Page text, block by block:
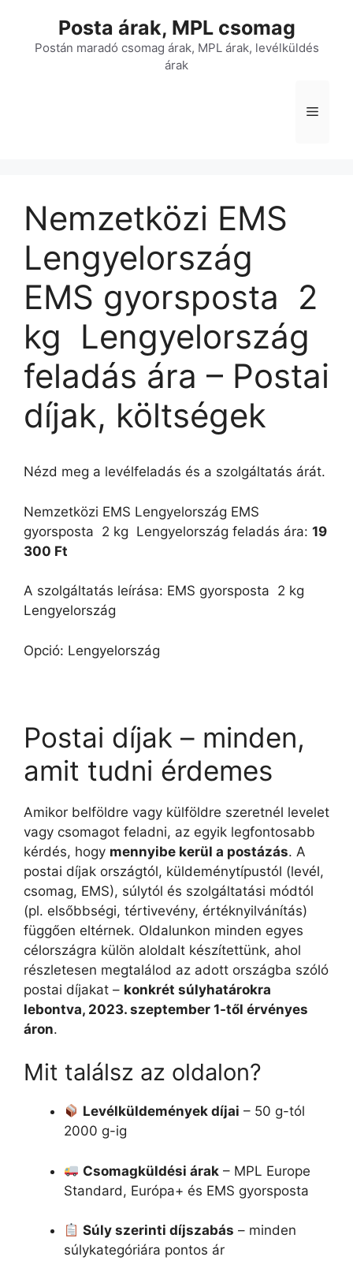
tartalomba
Posta árak, MPL csomag
Postán maradó csomag árak, MPL árak, levélküldés
árak
Menü
Nemzetközi EMS
Lengyelország
EMS gyorsposta  2
kg  Lengyelország
feladás ára – Postai
díjak, költségek
Nézd meg a levélfeladás és a szolgáltatás árát.
Nemzetközi EMS Lengyelország EMS
gyorsposta  2 kg  Lengyelország feladás ára: 19
300 Ft
A szolgáltatás leírása: EMS gyorsposta  2 kg 
Lengyelország
Opció: Lengyelország
Postai díjak – minden,
amit tudni érdemes
Amikor belföldre vagy külföldre szeretnél levelet
vagy csomagot feladni, az egyik legfontosabb
kérdés, hogy mennyibe kerül a postázás. A
postai díjak országtól, küldeménytípustól (levél,
csomag, EMS), súlytól és szolgáltatási módtól
(pl. elsőbbségi, tértivevény, értéknyilvánítás)
függően eltérnek. Oldalunkon minden egyes
célországra külön aloldalt készítettünk, ahol
részletesen megtalálod az adott országba szóló
postai díjakat – konkrét súlyhatárokra
lebontva, 2023. szeptember 1-től érvényes
áron.
Mit találsz az oldalon?
Levélküldemények díjai – 50 g-tól
2000 g-ig
Csomagküldési árak – MPL Europe
Standard, Európa+ és EMS gyorsposta
Súly szerinti díjszabás – minden
súlykategóriára pontos ár